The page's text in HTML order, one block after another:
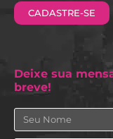
CADASTRE-SE
Deixe sua
breve!
Nome